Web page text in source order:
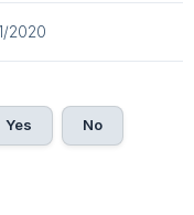
2020
Yes No